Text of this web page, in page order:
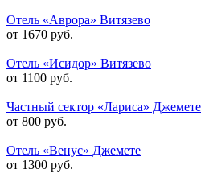
Отель «Аврора» Витязево
от 1670 руб.
Отель «Исидор» Витязево
от 1100 руб.
Частный сектор «Лариса» Джемете
от 800 руб.
Отель «Венус» Джемете
от 1300 руб.